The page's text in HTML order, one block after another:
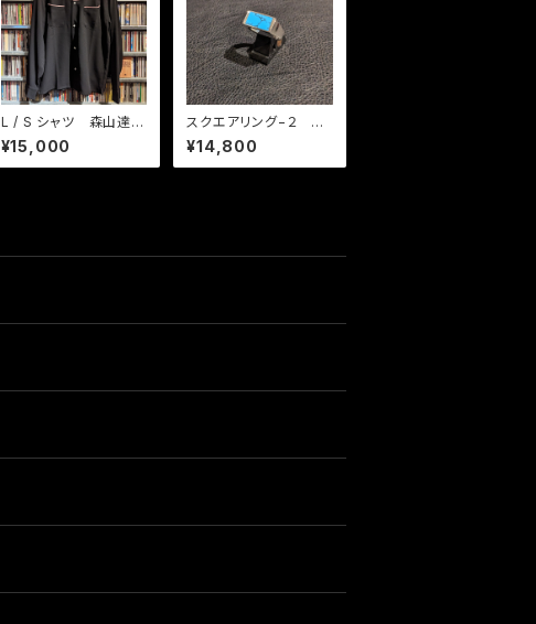
L / S シャツ 森山達也
モデル ヒビヤナイト
BK / PK
¥15,000
スクエアリング−２ タ
ーコイズ
¥14,800